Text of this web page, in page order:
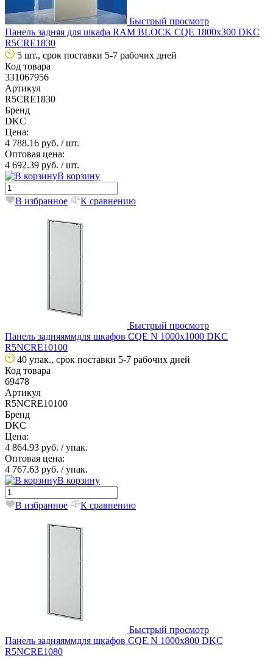
Быстрый просмотр
Панель задняя для шкафа RAM BLOCK CQE 1800х300 DKC
R5CRE1830
5 шт., срок поставки 5-7 рабочих дней
Код товара
331067956
Артикул
R5CRE1830
Бренд
DKC
Цена:
4 788.16 руб. / шт.
Оптовая цена:
4 692.39 руб. / шт.
В корзину
В избранное К сравнению
Быстрый просмотр
Панель задняяммдля шкафов CQE N 1000х1000 DKC
R5NCRE10100
40 упак., срок поставки 5-7 рабочих дней
Код товара
69478
Артикул
R5NCRE10100
Бренд
DKC
Цена:
4 864.93 руб. / упак.
Оптовая цена:
4 767.63 руб. / упак.
В корзину
В избранное К сравнению
Быстрый просмотр
Панель задняяммдля шкафов CQE N 1000х800 DKC
R5NCRE1080